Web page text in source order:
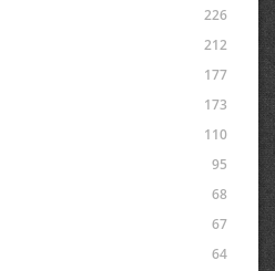
226
212
177
173
110
95
68
67
64